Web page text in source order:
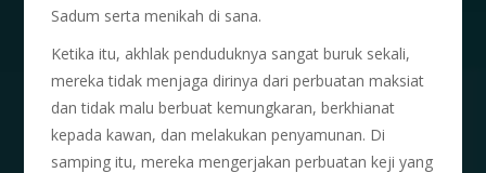
Sadum serta menikah di sana.
Ketika itu, akhlak penduduknya sangat buruk sekali,
mereka tidak menjaga dirinya dari perbuatan maksiat
dan tidak malu berbuat kemungkaran, berkhianat
kepada kawan, dan melakukan penyamunan. Di
samping itu, mereka mengerjakan perbuatan keji yang